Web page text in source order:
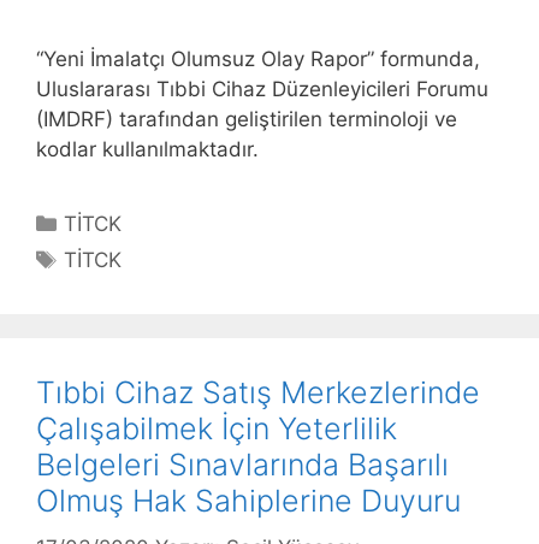
“Yeni İmalatçı Olumsuz Olay Rapor” formunda,
Uluslararası Tıbbi Cihaz Düzenleyicileri Forumu
(IMDRF) tarafından geliştirilen terminoloji ve
kodlar kullanılmaktadır.
Kategoriler
TİTCK
Etiketler
TİTCK
Tıbbi Cihaz Satış Merkezlerinde
Çalışabilmek İçin Yeterlilik
Belgeleri Sınavlarında Başarılı
Olmuş Hak Sahiplerine Duyuru